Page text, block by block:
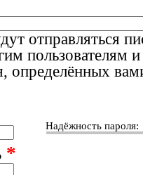
отправляться
пользователям
определённых
Надёжность пароля:
*